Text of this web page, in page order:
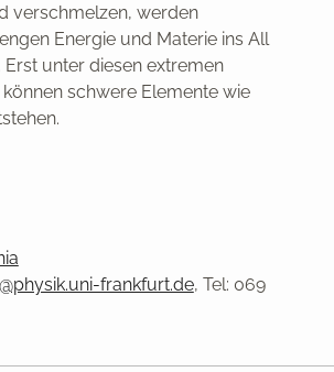
verschmelzen, werden
Energie und Materie ins All
unter diesen extremen
schwere Elemente wie
frankfurt.de, Tel: 069